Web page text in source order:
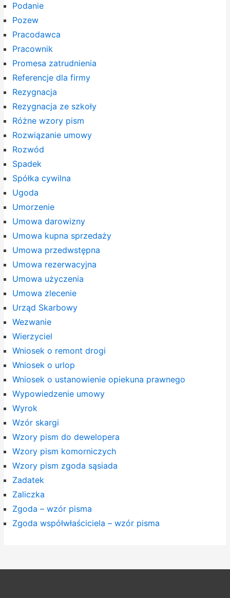
Podanie
Pozew
Pracodawca
Pracownik
Promesa zatrudnienia
Referencje dla firmy
Rezygnacja
Rezygnacja ze szkoły
Różne wzory pism
Rozwiązanie umowy
Rozwód
Spadek
Spółka cywilna
Ugoda
Umorzenie
Umowa darowizny
Umowa kupna sprzedaży
Umowa przedwstępna
Umowa rezerwacyjna
Umowa użyczenia
Umowa zlecenie
Urząd Skarbowy
Wezwanie
Wierzyciel
Wniosek o remont drogi
Wniosek o urlop
Wniosek o ustanowienie opiekuna prawnego
Wypowiedzenie umowy
Wyrok
Wzór skargi
Wzory pism do dewelopera
Wzory pism komorniczych
Wzory pism zgoda sąsiada
Zadatek
Zaliczka
Zgoda – wzór pisma
Zgoda współwłaściciela – wzór pisma